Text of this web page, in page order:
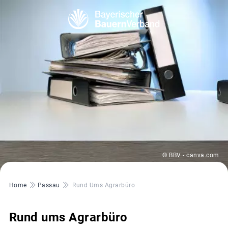
© BBV - canva.com
Pfadnavigation
Home Passau Rund Ums Agrarbüro
Rund ums Agrarbüro